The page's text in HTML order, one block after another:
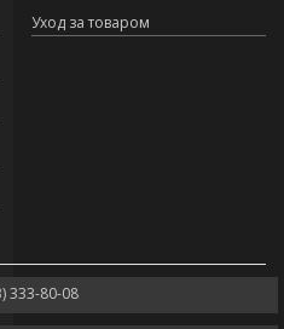
Уход за товаром
333-80-08